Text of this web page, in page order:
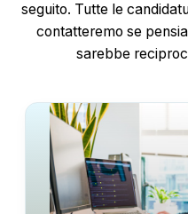
seguito. Tutte le
contatteremo se
sarebbe